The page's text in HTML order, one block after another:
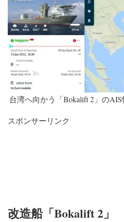
台湾へ向かう「Bokalift 2」の
スポンサーリンク
改造船「Bokalift 2」